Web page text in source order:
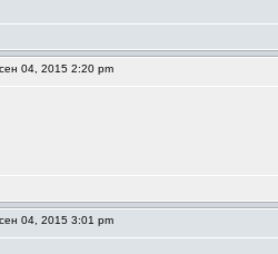
04, 2015 2:20 pm
04, 2015 3:01 pm